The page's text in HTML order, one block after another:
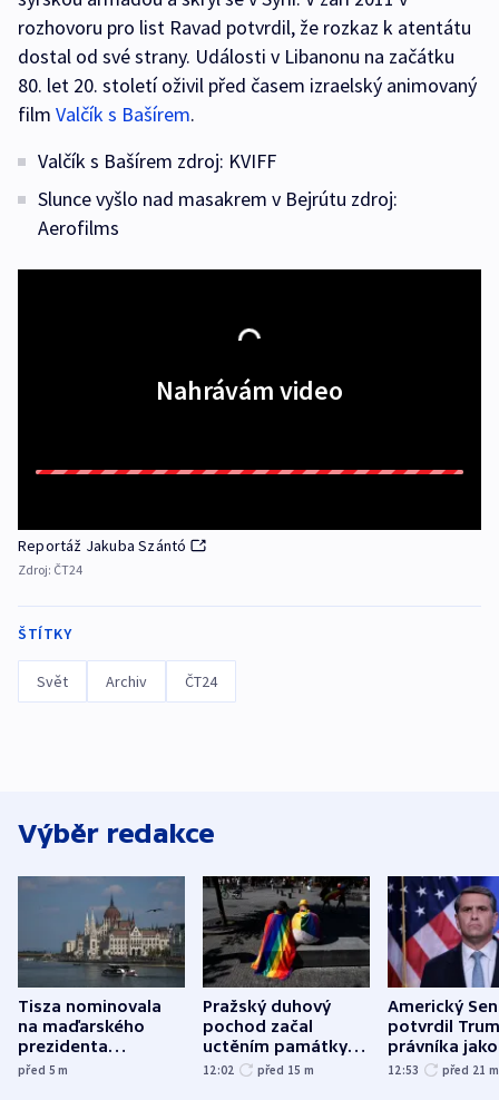
rozhovoru pro list Ravad potvrdil, že rozkaz k atentátu
dostal od své strany. Události v Libanonu na začátku
80. let 20. století oživil před časem izraelský animovaný
film Valčík s Bašírem.
Valčík s Bašírem zdroj: KVIFF
Slunce vyšlo nad masakrem v Bejrútu zdroj:
Aerofilms
Nahrávám video
Reportáž Jakuba Szántó
Zdroj: ČT24
ŠTÍTKY
Svět Archiv ČT24
Výběr redakce
Tisza nominovala
na maďarského
prezidenta
bývalého šéfa
před 5m
Pražský duhový
pochod začal
uctěním památky
obětí berlínského
12:02 před 15 m
Americký
potvrdil
právníka jako
ministra
12:53 před 21 m